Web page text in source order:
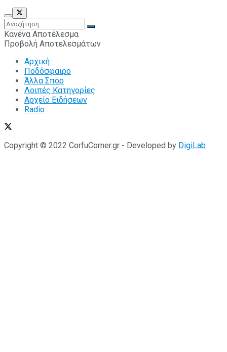
Κανένα Αποτέλεσμα
Προβολή Αποτελεσμάτων
Αρχική
Ποδόσφαιρο
Άλλα Σπόρ
Λοιπές Κατηγορίες
Αρχείο Ειδήσεων
Radio
Copyright © 2022 CorfuCorner.gr - Developed by DigiLab